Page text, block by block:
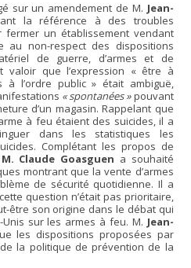
sur un amendement de M. Jean-
la référence à des troubles
fermer un établissement vendant
au non-respect des dispositions
de guerre, d’armes et de
valoir que l’expression « être à
à l’ordre public » était ambiguë,
« spontanées »pouvant
d’un magasin. Rappelant que
à feu étaient des suicides, il a
dans les statistiques les
Complétant les propos de
M. Claude Goasguen a souhaité
montrant que la vente d’armes
de sécurité quotidienne. Il a
question n’était pas prioritaire,
être son origine dans le débat qui
sur les armes à feu. M. Jean-
les dispositions proposées par
la politique de prévention de la